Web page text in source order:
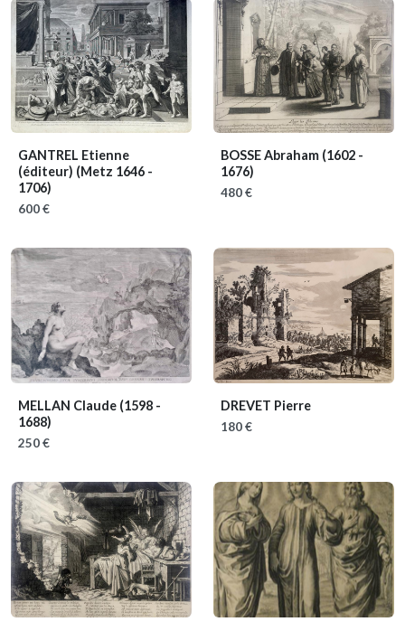
GANTREL Etienne
(éditeur) (Metz 1646 -
1706)
600 €
BOSSE Abraham (1602 -
1676)
480 €
MELLAN Claude (1598 -
1688)
250 €
DREVET Pierre
180 €